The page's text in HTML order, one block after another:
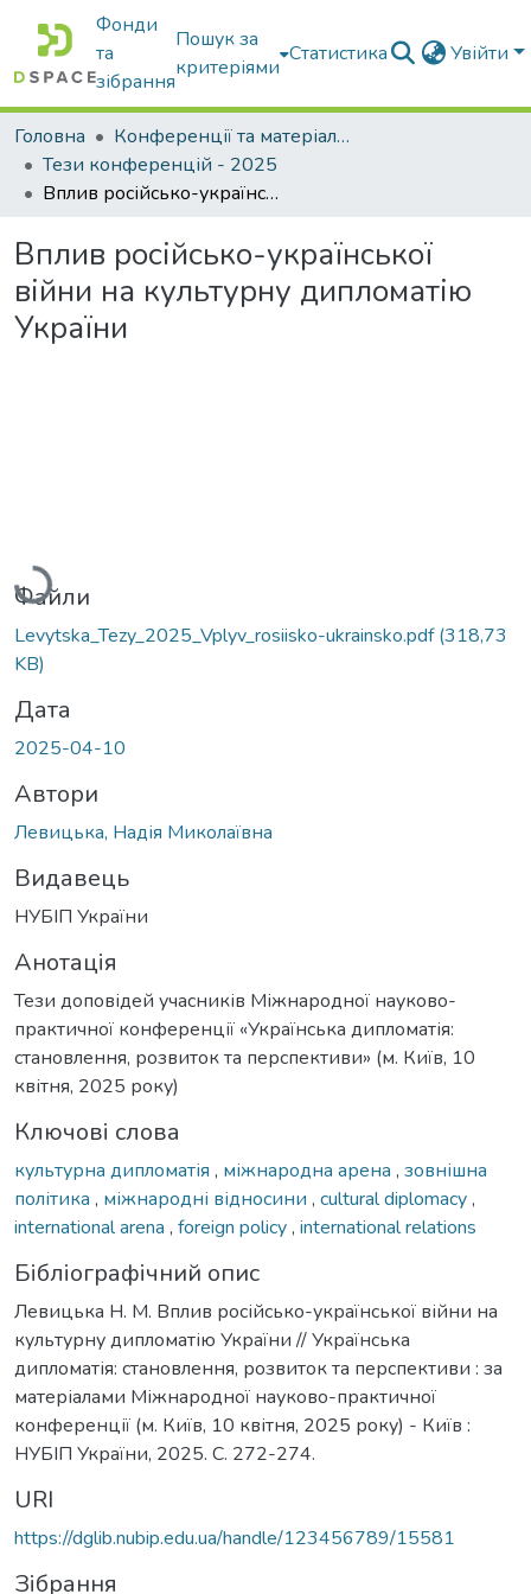
Фонди
та
зібрання
Пошук за
критеріями
Статистика Увійти
Головна
Конференції та матеріали конференцій
Тези конференцій - 2025
Вплив російсько-української війни на культурну дипломатію України
Вплив російсько-української
війни на культурну дипломатію
України
Вантажиться...
Файли
Levytska_Tezy_2025_Vplyv_rosiisko-ukrainsko.pdf(318,73
KB)
Дата
2025-04-10
Автори
Левицька, Надія Миколаївна
Видавець
НУБІП України
Анотація
Тези доповідей учасників Міжнародної науково-
практичної конференції «Українська дипломатія:
становлення, розвиток та перспективи» (м. Київ, 10
квітня, 2025 року)
Ключові слова
культурна дипломатія , міжнародна арена , зовнішна
політика , міжнародні відносини , cultural diplomacy,
international arena , foreign policy, international relations
Бібліографічний опис
Левицька Н. М. Вплив російсько-української війни на
культурну дипломатію України // Українська
дипломатія: становлення, розвиток та перспективи : за
матеріалами Міжнародної науково-практичної
конференції (м. Київ, 10 квітня, 2025 року) - Київ :
НУБІП України, 2025. С. 272-274.
URI
https://dglib.nubip.edu.ua/handle/123456789/15581
Зібрання